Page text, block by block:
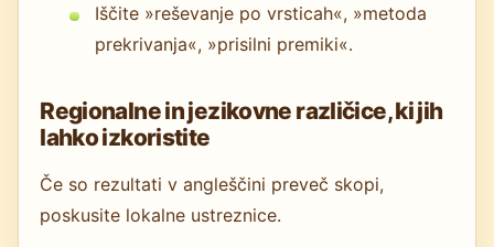
Iščite »reševanje po vrsticah«, »metoda
prekrivanja«, »prisilni premiki«.
Regionalne in jezikovne različice, ki jih
lahko izkoristite
Če so rezultati v angleščini preveč skopi,
poskusite lokalne ustreznice.